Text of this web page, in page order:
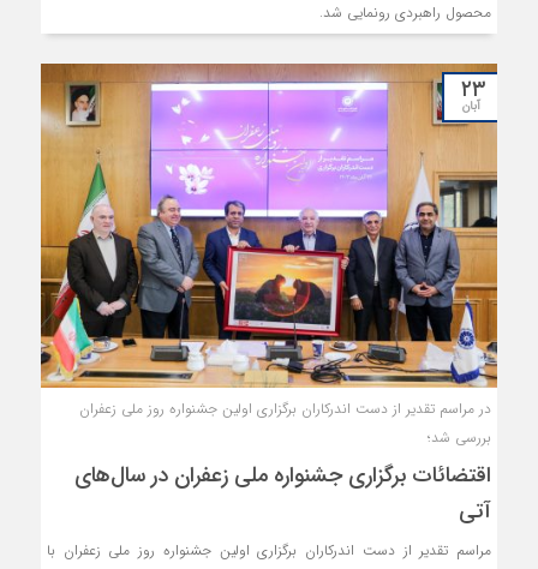
محصول راهبردی رونمایی شد.
۲۳
آبان
در مراسم تقدیر از دست اندرکاران برگزاری اولین جشنواره روز ملی زعفران
بررسی شد؛
اقتضائات برگزاری جشنواره ملی زعفران در سال‌های
آتی
مراسم تقدیر از دست اندرکاران برگزاری اولین جشنواره روز ملی زعفران با